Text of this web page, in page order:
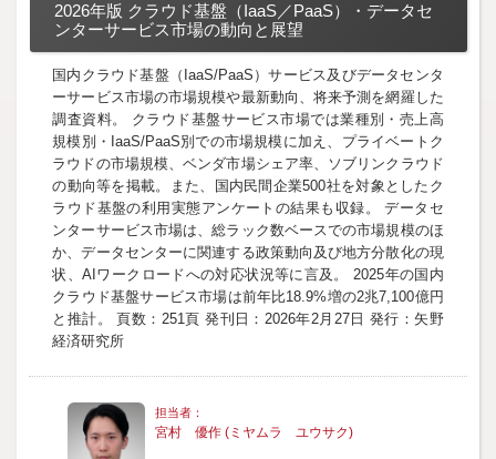
2026年版 クラウド基盤（IaaS／PaaS）・データセ
ンターサービス市場の動向と展望
国内クラウド基盤（IaaS/PaaS）サービス及びデータセンタ
ーサービス市場の市場規模や最新動向、将来予測を網羅した
調査資料。 クラウド基盤サービス市場では業種別・売上高
規模別・IaaS/PaaS別での市場規模に加え、プライベートク
ラウドの市場規模、ベンダ市場シェア率、ソブリンクラウド
の動向等を掲載。また、国内民間企業500社を対象としたク
ラウド基盤の利用実態アンケートの結果も収録。 データセ
ンターサービス市場は、総ラック数ベースでの市場規模のほ
か、データセンターに関連する政策動向及び地方分散化の現
状、AIワークロードへの対応状況等に言及。 2025年の国内
クラウド基盤サービス市場は前年比18.9%増の2兆7,100億円
と推計。 頁数：251頁 発刊日：2026年2月27日 発行：矢野
経済研究所
宮村 優作 (ミヤムラ ユウサク)